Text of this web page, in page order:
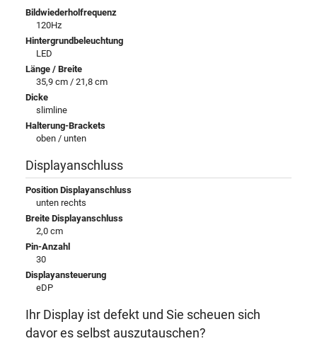
Bildwiederholfrequenz
120Hz
Hintergrundbeleuchtung
LED
Länge / Breite
35,9 cm / 21,8 cm
Dicke
slimline
Halterung-Brackets
oben / unten
Displayanschluss
Position Displayanschluss
unten rechts
Breite Displayanschluss
2,0 cm
Pin-Anzahl
30
Displayansteuerung
eDP
Ihr Display ist defekt und Sie scheuen sich
davor es selbst auszutauschen?